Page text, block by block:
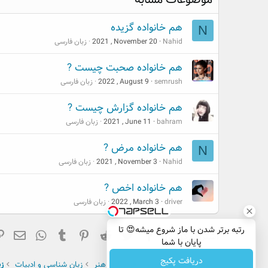
رتبه برتر شدن با ماز شروع میشه😍 تا
پایان با شما
دریافت پکیج
n
s
N هم خانواده گزیده
Nahid
2021 , November 20 زبان فارسی
هم خانواده صحبت چیست ?
semrush
2022 , August 9 زبان فارسی
هم خانواده گزارش چیست ?
bahram
2021 , June 11 زبان فارسی
N هم خانواده مرض ?
Nahid
2021 , November 3 زبان فارسی
هم خانواده اخص ?
driver
2022 , March 3 زبان فارسی
اشتراک گذاری: فیسبوکتویتر Reddit
Pinterest
Tumblr
صفحه اصلی انجمن فرهنگ و هنر زبان شناسی و ادبیات